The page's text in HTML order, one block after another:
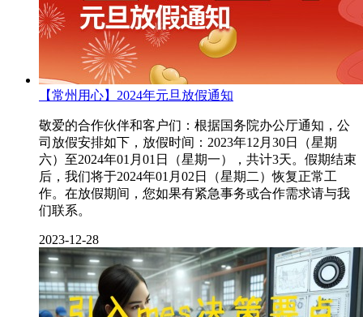
【常州用心】2024年元旦放假通知
敬爱的合作伙伴和客户们：根据国务院办公厅通知，公
司放假安排如下，放假时间：2023年12月30日（星期
六）至2024年01月01日（星期一），共计3天。假期结束
后，我们将于2024年01月02日（星期二）恢复正常工
作。在放假期间，您如果有紧急事务或合作需求请与我
们联系。
2023-12-28